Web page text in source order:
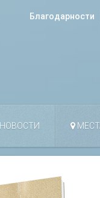
Благодарности
НОВОСТИ